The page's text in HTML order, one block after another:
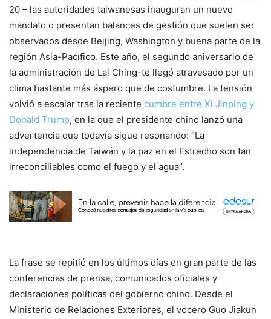
20 – las autoridades taiwanesas inauguran un nuevo
mandato o presentan balances de gestión que suelen ser
observados desde Beijing, Washington y buena parte de la
región Asia-Pacífico. Este año, el segundo aniversario de
la administración de Lai Ching-te llegó atravesado por un
clima bastante más áspero que de costumbre. La tensión
volvió a escalar tras la reciente cumbre entre Xi Jinping y
Donald Trump, en la que el presidente chino lanzó una
advertencia que todavía sigue resonando: “La
independencia de Taiwán y la paz en el Estrecho son tan
irreconciliables como el fuego y el agua”.
La frase se repitió en los últimos días en gran parte de las
conferencias de prensa, comunicados oficiales y
declaraciones políticas del gobierno chino. Desde el
Ministerio de Relaciones Exteriores, el vocero Guo Jiakun